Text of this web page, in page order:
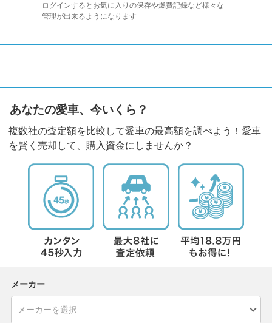
ログインするとお気に入りの保存や燃費記録など様々な
管理が出来るようになります
あなたの愛車、今いくら？
複数社の査定額を比較して愛車の最高額を調べよう！愛車
を賢く売却して、購入資金にしませんか？
メーカー